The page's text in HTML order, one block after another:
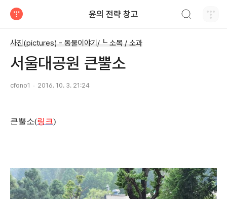
윤의 전략 창고
사진(pictures) - 동물이야기/┗ 소목 / 소과
서울대공원 큰뿔소
cfono1 2016. 10. 3. 21:24
큰뿔소(링크)